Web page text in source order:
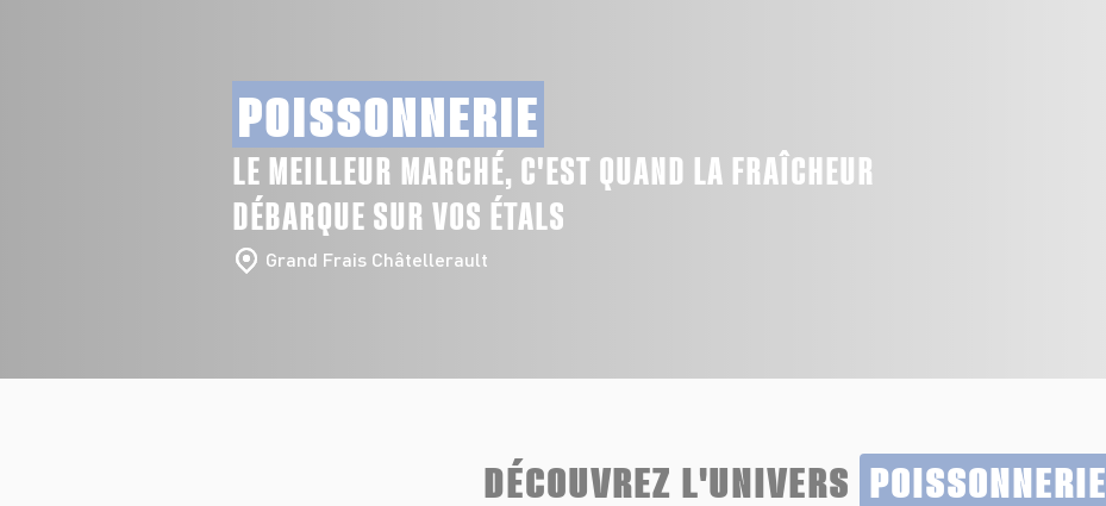
POISSONNERIE
LE MEILLEUR MARCHÉ, C'EST QUAND LA FRAÎCHEUR
DÉBARQUE SUR VOS ÉTALS
Grand Frais Châtellerault
DÉCOUVREZ L'UNIVERS POISSONNERIE